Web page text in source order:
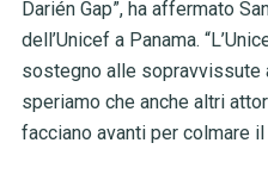
Darién Gap”, ha affermato
dell’Unicef a Panama.
sostegno alle sopravvissute
speriamo che anche altri
facciano avanti per colmare il